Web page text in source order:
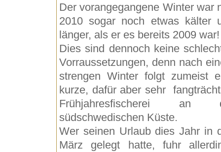
Der vorangegangene Winter war
2010 sogar noch etwas kälter
länger, als er es bereits 2009 war!
Dies sind dennoch keine
Vorraussetzungen, denn nach
strengen Winter folgt zumeist
kurze, dafür aber sehr
Frühjahresfischerei an
südschwedischen Küste.
Wer seinen Urlaub dies Jahr in
März gelegt hatte, fuhr